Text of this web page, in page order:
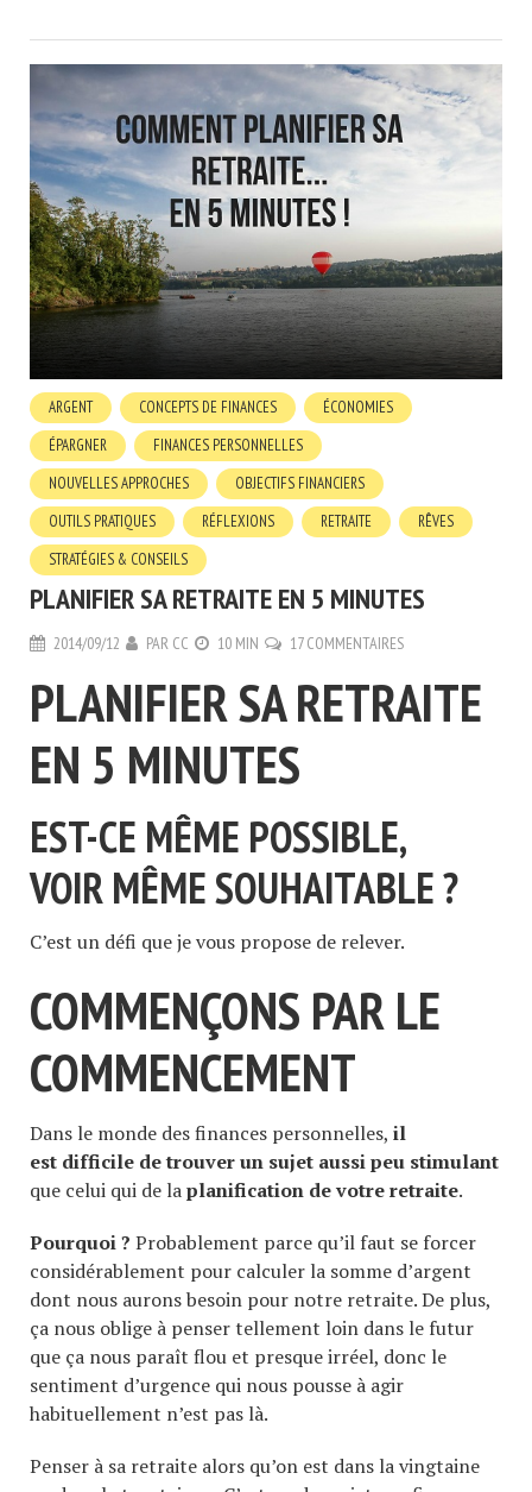
ARGENT CONCEPTS DE FINANCES
ÉCONOMIES
ÉPARGNER
FINANCES PERSONNELLES
NOUVELLES APPROCHES
OBJECTIFS FINANCIERS
OUTILS PRATIQUES
RÉFLEXIONS RETRAITE
RÊVES
STRATÉGIES & CONSEILS
PLANIFIER SA RETRAITE EN 5 MINUTES
2014/09/12 PAR CC 10 MIN 17 COMMENTAIRES
PLANIFIER SA RETRAITE
EN 5 MINUTES
EST-CE MÊME POSSIBLE,
VOIR MÊME SOUHAITABLE ?
C’est un défi que je vous propose de relever.
COMMENÇONS PAR LE
COMMENCEMENT
Dans le monde des finances personnelles, il
est difficile de trouver un sujet aussi peu stimulant
que celui qui de laplanification de votre retraite.
Pourquoi ? Probablement parce qu’il faut se forcer
considérablement pour calculer la somme d’argent
dont nous aurons besoin pour notre retraite. De plus,
ça nous oblige à penser tellement loin dans le futur
que ça nous paraît flou et presque irréel, donc le
sentiment d’urgence qui nous pousse à agir
habituellement n’est pas là.
Penser à sa retraite alors qu’on est dans la vingtaine